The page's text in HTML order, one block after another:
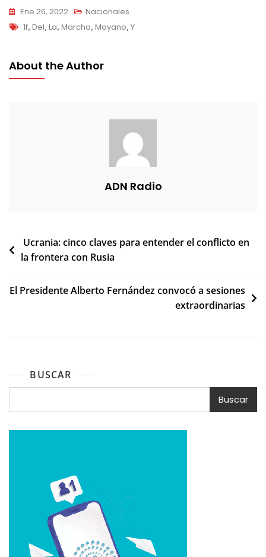
Ene 26, 2022
Nacionales
Tags
1f, Del, La, Marcha, Moyano, Y
About the Author
ADN Radio
Navegación
de
Ucrania: cinco claves para entender el conflicto en
la frontera con Rusia
El Presidente Alberto Fernández convocó a sesiones
extraordinarias
BUSCAR
Buscar